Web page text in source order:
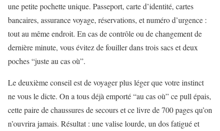
une petite pochette unique. Passeport, carte d’identité, cartes
bancaires, assurance voyage, réservations, et numéro d’urgence :
tout au même endroit. En cas de contrôle ou de changement de
dernière minute, vous évitez de fouiller dans trois sacs et deux
poches “juste au cas où”.
Le deuxième conseil est de voyager plus léger que votre instinct
ne vous le dicte. On a tous déjà emporté “au cas où” ce pull épais,
cette paire de chaussures de secours et ce livre de 700 pages qu’on
n’ouvrira jamais. Résultat : une valise lourde, un dos fatigué et